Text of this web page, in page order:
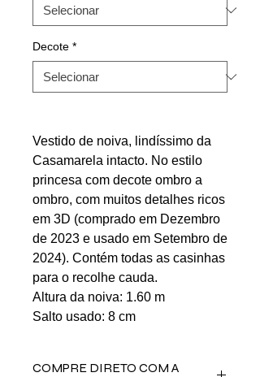
Decote *
Vestido de noiva, lindíssimo da
Casamarela intacto. No estilo
princesa com decote ombro a
ombro, com muitos detalhes ricos
em 3D (comprado em Dezembro
de 2023 e usado em Setembro de
2024). Contém todas as casinhas
para o recolhe cauda.
Altura da noiva: 1.60 m
Salto usado: 8 cm
COMPRE DIRETO COM A